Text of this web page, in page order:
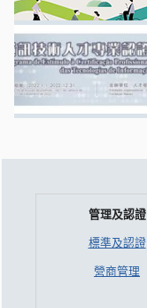
管理及認證
標準及認證
營商管理